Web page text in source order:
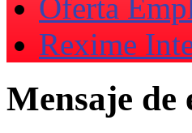
Oferta
Rexime
Mensaje de